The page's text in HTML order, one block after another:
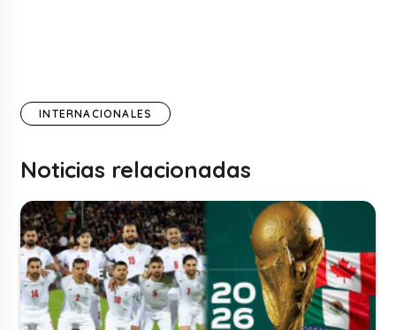
INTERNACIONALES
Noticias relacionadas